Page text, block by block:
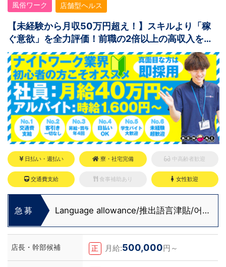
風俗ワーク 店舗型ヘルス
【未経験から月収50万円超え！】スキルより「稼
ぐ意欲」を全力評価！前職の2倍以上の高収入を掴
み取れ！
日払い・週払い 寮・社宅完備 中高齢者歓迎
交通費支給 食事補助あり 女性歓迎
急募
Language allowance/推出語言津貼/어
店長・幹部候補 正 月給:500,000円～